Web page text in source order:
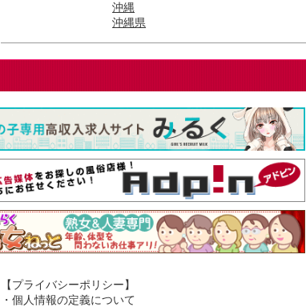
沖縄
沖縄県
【プライバシーポリシー】
・個人情報の定義について